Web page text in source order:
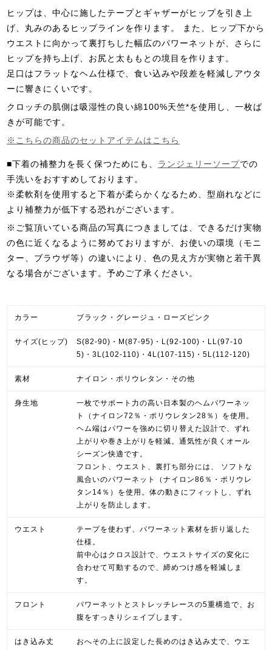
ヒップは、中心に施したテープとギャザーがヒップを引き上
げ、丸みのあるヒップラインを作ります。 また、ヒップ下から
ウエストに向かって裏打ちした幅広のパワーネットが、さらに
ヒップを持ち上げ、お尻と太ももとの境目を作ります。
足口はフラットなヘム仕様で、食い込みや段差を軽減しアウタ
ーに響きにくいです。
クロッチの肌側は吸湿性の良い綿100%天竺*を使用し、一枚ば
きが可能です。
※こちらの商品のセットアイテムはこちら
■下着の補整力を長く保つためにも、 ランジェリーソープでの
手洗いをおすすめしております。
※柔軟剤を使用すると下着が柔らかくなるため、型崩れなどに
より補整力が低下する恐れがございます。
※ご覧頂いている商品の写真につきましては、できるだけ実物
の色に近くなるように努めておりますが、お使いの環境（モニ
ター、ブラウザ等）の違いにより、色の見え方が実物と若干異
なる場合がございます。予めご了承ください。
カラー ブラック・グレージュ・ローズピンク
サイズ(ヒップ)
S(82-90)・M(87-95)・L(92-100)・LL(97-10
5)・3L(102-110)・4L(107-115)・5L(112-120)
素材 ナイロン・ポリウレタン・その他
身生地
一枚でサポート力の高い日本製のヘムパワーネッ
ト（ナイロン72％・ポリウレタン28％）を使用。
ヘム端はパワーを強めに切り替えた設計で、ずれ
上がりや巻き上がりを軽減。通気性が良くオール
シーズン快適です。
フロント、ウエスト、裏打ち部分には、 ソフトな
風合いのパワーネット（ナイロン86％・ポリウレ
タン14％）を使用。体の動きにフィットし、ずれ
上がりを防止します。
ウエスト
テープを使わず、パワーネット素材を折り返した
仕様。
前中心はクロス設計で、ウエストサイズの変化に
合わせて可動するので、締めつけ感を軽減しま
す。
フロント
パワーネットとストレッチレースの5重構造で、お
腹をすっきりシェイプします。
はき込み丈
おへその上に設定した長めのはき込み丈で、ウエ